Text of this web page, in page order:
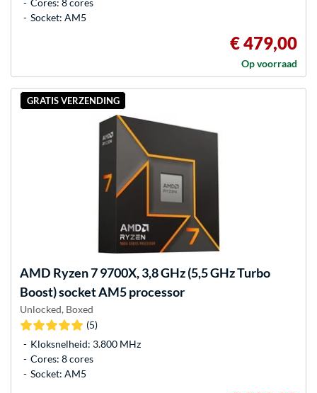
Cores: 8 cores
Socket: AM5
€ 479,00
Op voorraad
GRATIS VERZENDING
AMD Ryzen 7 9700X, 3,8 GHz (5,5 GHz Turbo
Boost) socket AM5 processor
Unlocked, Boxed
(5)
Kloksnelheid: 3.800 MHz
Cores: 8 cores
Socket: AM5